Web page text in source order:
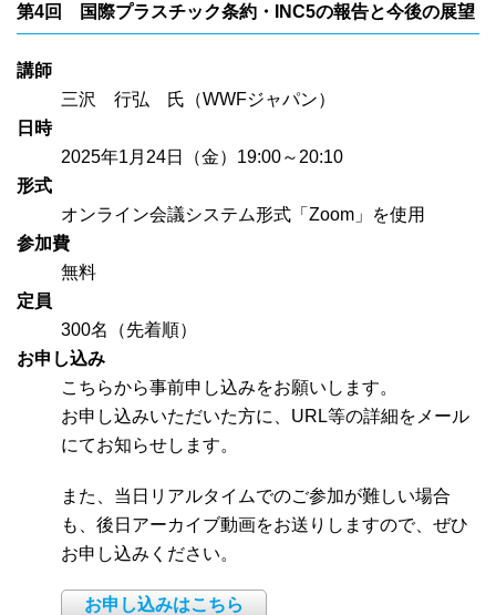
第4回 国際プラスチック条約・INC5の報告と今後の展望
講師
三沢 行弘 氏（WWFジャパン）
日時
2025年1月24日（金）19:00～20:10
形式
オンライン会議システム形式「Zoom」を使用
参加費
無料
定員
300名（先着順）
お申し込み
こちらから事前申し込みをお願いします。
お申し込みいただいた方に、URL等の詳細をメール
にてお知らせします。
また、当日リアルタイムでのご参加が難しい場合
も、後日アーカイブ動画をお送りしますので、ぜひ
お申し込みください。
お申し込みはこちら